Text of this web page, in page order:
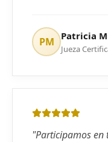
PM Patricia
Jueza
"Participamos en